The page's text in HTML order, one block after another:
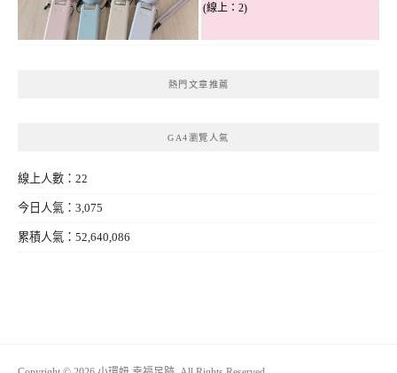
(線上：2)
熱門文章推薦
GA4瀏覽人氣
線上人數：22
今日人氣：3,075
累積人氣：52,640,086